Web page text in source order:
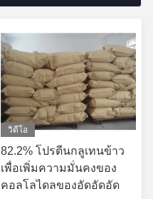
วิดีโอ
82.2% โปรตีนกลูเทนข้าว
เพื่อเพิ่มความมั่นคงของ
คอลโลไดลของอัดอัดอัด